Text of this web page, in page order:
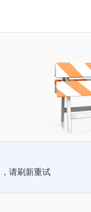
请刷新重试